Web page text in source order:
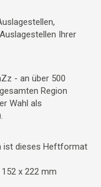
Ihrer
- an über 500
Region
Wahl als
ist dieses Heftformat
x 222 mm